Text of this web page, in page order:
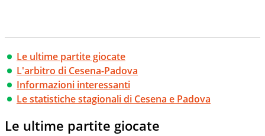
Le ultime partite giocate
L'arbitro di Cesena-Padova
Informazioni interessanti
Le statistiche stagionali di Cesena e Padova
Le ultime partite giocate